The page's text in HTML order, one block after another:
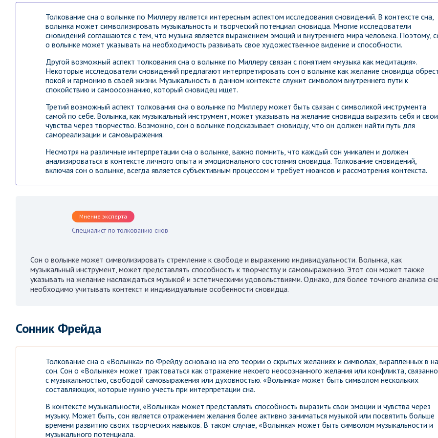
Толкование сна о волынке по Миллеру является интересным аспектом исследования сновидений. В контексте сна,
волынка может символизировать музыкальность и творческий потенциал сновидца. Многие исследователи
сновидений соглашаются с тем, что музыка является выражением эмоций и внутреннего мира человека. Поэтому,
о волынке может указывать на необходимость развивать свое художественное видение и способности.
Другой возможный аспект толкования сна о волынке по Миллеру связан с понятием «музыка как медитация».
Некоторые исследователи сновидений предлагают интерпретировать сон о волынке как желание сновидца
покой и гармонию в своей жизни. Музыкальность в данном контексте служит символом внутреннего пути к
спокойствию и самоосознанию, который сновидец ищет.
Третий возможный аспект толкования сна о волынке по Миллеру может быть связан с символикой инструмента
самой по себе. Волынка, как музыкальный инструмент, может указывать на желание сновидца выразить себя и свои
чувства через творчество. Возможно, сон о волынке подсказывает сновидцу, что он должен найти путь для
самореализации и самовыражения.
Несмотря на различные интерпретации сна о волынке, важно помнить, что каждый сон уникален и должен
анализироваться в контексте личного опыта и эмоционального состояния сновидца. Толкование сновидений,
включая сон о волынке, всегда является субъективным процессом и требует нюансов и рассмотрения контекста.
Мнение эксперта
Специалист по толкованию снов
Сон о волынке может символизировать стремление к свободе и выражению индивидуальности. Волынка, как
музыкальный инструмент, может представлять способность к творчеству и самовыражению. Этот сон может также
указывать на желание наслаждаться музыкой и эстетическими удовольствиями. Однако, для более точного анализа
необходимо учитывать контекст и индивидуальные особенности сновидца.
Сонник Фрейда
Толкование сна о «Волынка» по Фрейду основано на его теории о скрытых желаниях и символах, вкрапленных в
сон. Сон о «Волынке» может трактоваться как отражение некоего неосознанного желания или конфликта,
с музыкальностью, свободой самовыражения или духовностью. «Волынка» может быть символом нескольких
составляющих, которые нужно учесть при интерпретации сна.
В контексте музыкальности, «Волынка» может представлять способность выразить свои эмоции и чувства через
музыку. Может быть, сон является отражением желания более активно заниматься музыкой или посвятить больше
времени развитию своих творческих навыков. В таком случае, «Волынка» может быть символом музыкальности и
музыкального потенциала.